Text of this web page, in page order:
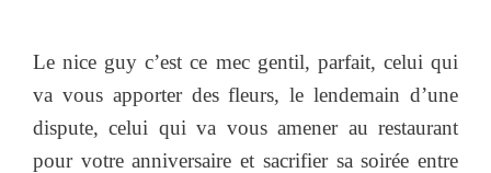
Le nice guy c’est ce mec gentil, parfait, celui qui
va vous apporter des fleurs, le lendemain d’une
dispute, celui qui va vous amener au restaurant
pour votre anniversaire et sacrifier sa soirée entre